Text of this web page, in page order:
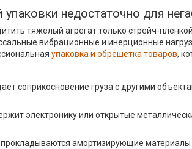
недостаточно для
тяжелый агрегат только стрейч-
вибрационные и инерционные
упаковка и обрешетка товаров,
соприкосновение груза с другими
электронику или открытые
амортизирующие